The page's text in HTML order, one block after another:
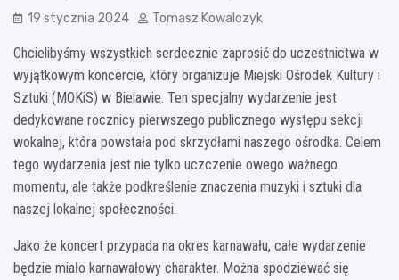
19 stycznia 2024 Tomasz Kowalczyk
Chcielibyśmy wszystkich serdecznie zaprosić do uczestnictwa w
wyjątkowym koncercie, który organizuje Miejski Ośrodek Kultury i
Sztuki (MOKiS) w Bielawie. Ten specjalny wydarzenie jest
dedykowane rocznicy pierwszego publicznego występu sekcji
wokalnej, która powstała pod skrzydłami naszego ośrodka. Celem
tego wydarzenia jest nie tylko uczczenie owego ważnego
momentu, ale także podkreślenie znaczenia muzyki i sztuki dla
naszej lokalnej społeczności.
Jako że koncert przypada na okres karnawału, całe wydarzenie
będzie miało karnawałowy charakter. Można spodziewać się